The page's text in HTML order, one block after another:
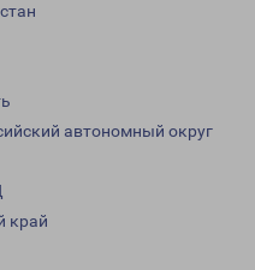
автономный округ
край